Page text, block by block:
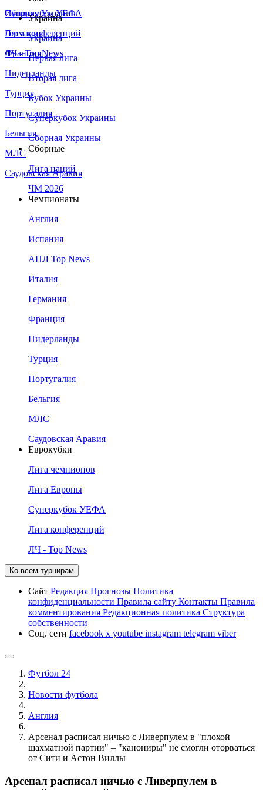
Сборная Украины
Италия
Германия
Франция
Нидерланды
Турция
Португалия
Бельгия
МЛС
Саудовская Аравия
Суперкубок УЕФА
Лига конференций
ЛЧ - Top News
Украина
Украина
Первая лига
Вторая лига
Кубок Украины
Суперкубок Украины
Сборная Украины
Сборные
Лига наций
ЧМ 2026
Чемпионаты
Англия
Испания
АПЛ Top News
Италия
Германия
Франция
Нидерланды
Турция
Португалия
Бельгия
МЛС
Саудовская Аравия
Еврокубки
Лига чемпионов
Лига Европы
Суперкубок УЕФА
Лига конференций
ЛЧ - Top News
Ко всем турнирам
Сайт Редакция Прогнозы Политика
конфиденциальности Правила сайту Контакты Правила
комментирования Редакционная политика Структура
собственности
Соц. сети facebook x youtube instagram telegram viber
Футбол 24
Новости футбола
Англия
Арсенал расписал ничью с Ливерпулем в "плохой
шахматной партии" – "канониры" не смогли оторваться
от Сити и Астон Виллы
Арсенал расписал ничью с Ливерпулем в